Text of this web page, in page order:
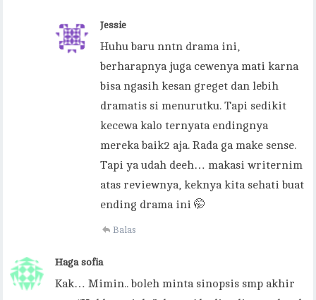
Jessie
Huhu baru nntn drama ini,
berharapnya juga cewenya mati karna
bisa ngasih kesan greget dan lebih
dramatis si menurutku. Tapi sedikit
kecewa kalo ternyata endingnya
mereka baik2 aja. Rada ga make sense.
Tapi ya udah deeh… makasi writernim
atas reviewnya, keknya kita sehati buat
ending drama ini 🤭
Balas
Haga sofia
Kak… Mimin.. boleh minta sinopsis smp akhir